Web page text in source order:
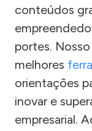
conteúdos
portes.
melhores
orientações
inovar e
empresarial.